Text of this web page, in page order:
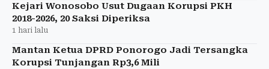
Kejari Wonosobo Usut Dugaan Korupsi PKH
2018-2026, 20 Saksi Diperiksa
1 hari lalu
Mantan Ketua DPRD Ponorogo Jadi Tersangka
Korupsi Tunjangan Rp3,6 Mili